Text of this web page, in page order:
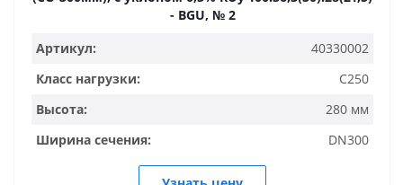
- BGU, № 2
Артикул:
40330002
Класс нагрузки:
C250
Высота:
280 мм
Ширина сечения:
DN300